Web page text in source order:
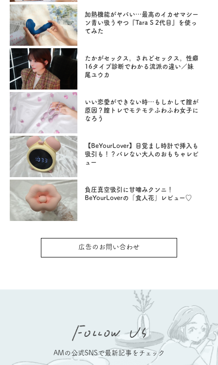
加熱機能がヤバい…最高のイカせマシー
ン青い吸うやつ『Tara S 2代目』を使っ
てみた
たかがセックス。されどセックス。性癖
16タイプ診断でわかる流派の違い／妹
尾ユウカ
いい恋愛ができない時…もしかして膣が
原因？膣トレでモテモテふわふわ女子に
なろう
【BeYourLover】目覚まし時計で挿入も
吸引も！？バレない大人のおもちゃレビ
ュー
負圧真空吸引に甘噛みクンニ！
BeYourLoverの「食人花」レビュー♡
広告のお問い合わせ
AMの公式SNSで最新記事をチェック